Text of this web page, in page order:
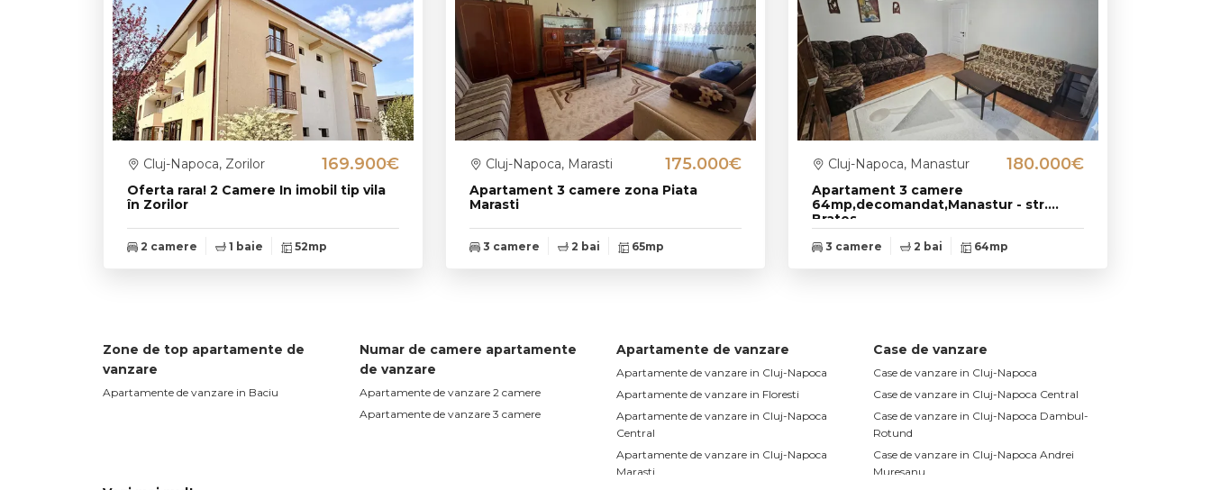
Oferta rara! 2 Camere In imobil tip vila
în Zorilor
Cluj-Napoca, Zorilor 169.900€
2 camere 1 baie 52mp
Apartament 3 camere zona Piata
Marasti
Cluj-Napoca, Marasti 175.000€
3 camere 2 bai 65mp
Apartament 3 camere
64mp,decomandat,Manastur - str.
Brates
Cluj-Napoca, Manastur 180.000€
3 camere 2 bai 64mp
Zone de top apartamente de
vanzare
Apartamente de vanzare in Baciu
Numar de camere apartamente
de vanzare
Apartamente de vanzare 2 camere
Apartamente de vanzare 3 camere
Apartamente de vanzare
Apartamente de vanzare in Cluj-Napoca
Apartamente de vanzare in Floresti
Apartamente de vanzare in Cluj-Napoca
Central
Apartamente de vanzare in Cluj-Napoca
Marasti
Case de vanzare
Case de vanzare in Cluj-Napoca
Case de vanzare in Cluj-Napoca Central
Case de vanzare in Cluj-Napoca Dambul-
Rotund
Case de vanzare in Cluj-Napoca Andrei
Muresanu